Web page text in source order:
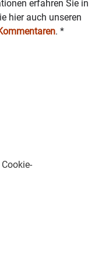
erfahren Sie in
hier auch unseren
. *
Cookie-